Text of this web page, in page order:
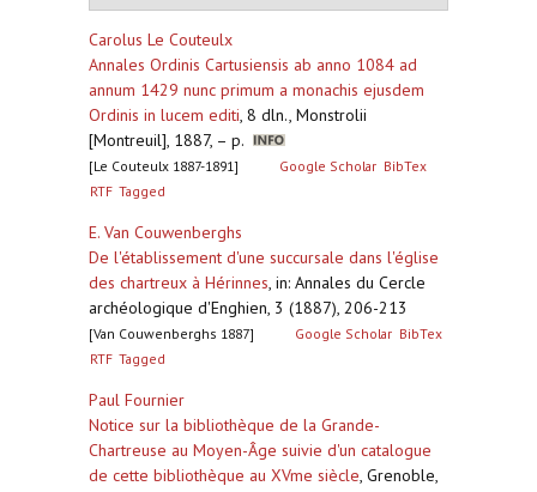
Carolus Le Couteulx
Annales Ordinis Cartusiensis ab anno 1084 ad
annum 1429 nunc primum a monachis ejusdem
Ordinis in lucem editi, 8 dln., Monstrolii
[Montreuil], 1887, – p.
[Le Couteulx 1887-1891] Google Scholar BibTex
RTF Tagged
E. Van Couwenberghs
De l'établissement d'une succursale dans l'église
des chartreux à Hérinnes, in: Annales du Cercle
archéologique d'Enghien, 3 (1887), 206-213
[Van Couwenberghs 1887] Google Scholar BibTex
RTF Tagged
Paul Fournier
Notice sur la bibliothèque de la Grande-
Chartreuse au Moyen-Âge suivie d'un catalogue
de cette bibliothèque au XVme siècle, Grenoble,